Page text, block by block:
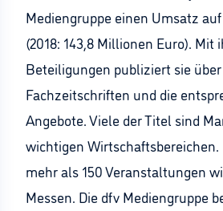
Mediengruppe einen Umsatz
(2018: 143,8 Millionen Euro). Mit
Beteiligungen publiziert sie über
Fachzeitschriften und die
Angebote. Viele der Titel sind
wichtigen
mehr als 150 Veranstaltungen
Messen. Die dfv Mediengruppe